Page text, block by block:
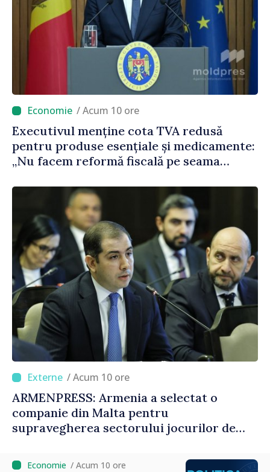
/ Acum 10 ore
Executivul menține cota TVA redusă
pentru produse esențiale și medicamente:
„Nu facem reformă fiscală pe seama
/ Acum 10 ore
ARMENPRESS: Armenia a selectat o
companie din Malta pentru
supravegherea sectorului jocurilor de
/ Acum 10 ore